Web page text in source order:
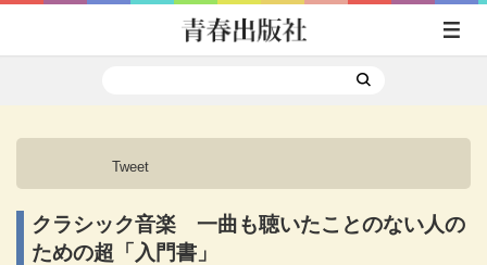
Tweet
クラシック音楽 一曲も聴いたことのない人の
ための超「入門書」